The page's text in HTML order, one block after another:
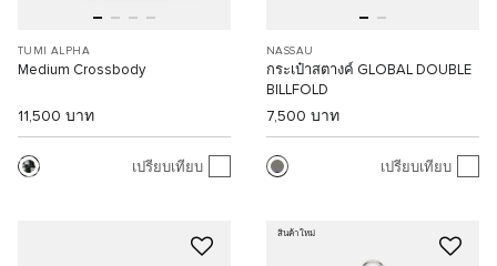
TUMI ALPHA
Medium Crossbody
11,500 บาท
เปรียบเทียบ
NASSAU
กระเป๋าสตางค์ GLOBAL DOUBLE
BILLFOLD
7,500 บาท
เปรียบเทียบ
สินค้าใหม่